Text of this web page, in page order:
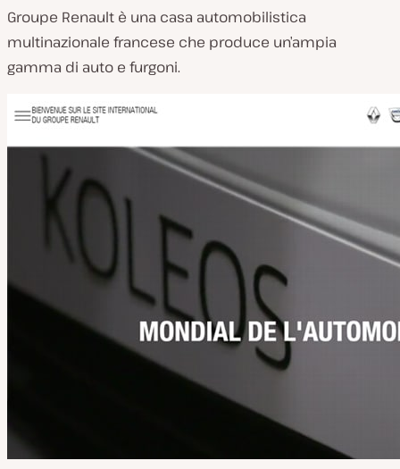
Groupe Renault è una casa automobilistica
multinazionale francese che produce un’ampia
gamma di auto e furgoni.